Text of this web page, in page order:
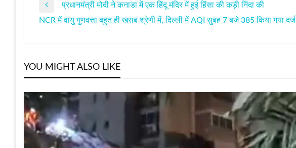
पोस्ट
Previous
Post
प्रधानमंत्री मोदी ने कनाडा में एक हिंदू मंदिर में हुई हिंसा की कड़ी निंदा की
Next
NCR में वायु गुणवत्ता बहुत ही खराब श्रेणी में, दिल्ली में AQI सुबह 7 बजे 385 किया गया दर्ज
YOU MIGHT ALSO LIKE